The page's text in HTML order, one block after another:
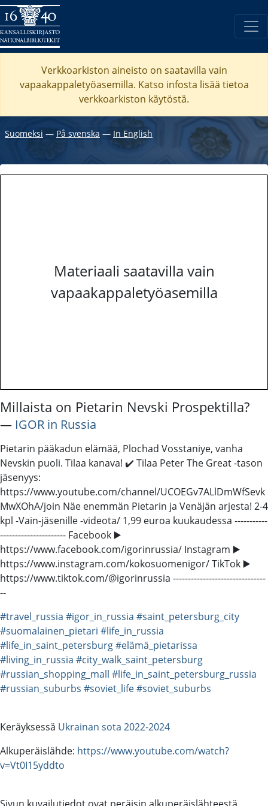
Verkkoarkiston aineisto on saatavilla vain
vapaakappaletyöasemilla. Katso infosta lisää tietoa
verkkoarkiston käytöstä.
Suomeksi ― På svenska ― In English
Materiaali saatavilla vain
vapaakappaletyöasemilla
Millaista on Pietarin Nevski Prospektilla?
― IGOR in Russia
Pietarin pääkadun elämää, Plochad Vosstaniye, vanha
Nevskin puoli. Tilaa kanava! ✔️ Tilaa Peter The Great -tason
jäsenyys:
https://www.youtube.com/channel/UCOEGv7ALlDmWfSevk
MwXOhA/join Näe enemmän Pietarin ja Venäjän arjesta! 2-4
kpl -Vain-jäsenille -videota/ 1,99 euroa kuukaudessa -----------
---------------------- Facebook ▶️
https://www.facebook.com/igorinrussia/ Instagram ▶️
https://www.instagram.com/kokosuomenigor/ TikTok ▶️
https://www.tiktok.com/@igorinrussia -------------------------------
--
#travel_russia #igor_in_russia #saint_petersburg_city
#suomalainen_pietari #life_in_russia
#life_in_saint_petersburg#elämä_pietarissa
#living_in_russia #city_walk_saint_petersburg
#russian_shopping_mall #life_in_saint_petersburg_russia
#russian_suburbs #soviet_life#soviet_suburbs
Keräyksessä Ukrainan sota 2022-2024
Alkuperäislähde: https://www.youtube.com/watch?
v=Vt0I15yddto